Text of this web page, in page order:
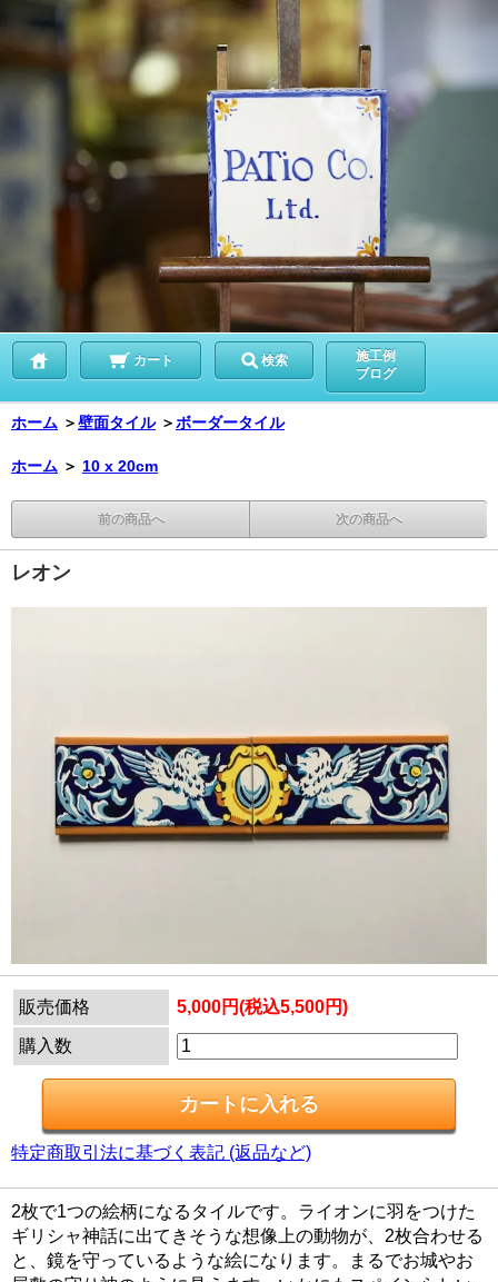
カート 検索
施工例
ブログ
ホーム ＞壁面タイル ＞ボーダータイル
ホーム ＞ 10 x 20cm
前の商品へ 次の商品へ
レオン
販売価格 5,000円(税込5,500円)
購入数
特定商取引法に基づく表記 (返品など)
2枚で1つの絵柄になるタイルです。ライオンに羽をつけた
ギリシャ神話に出てきそうな想像上の動物が、2枚合わせる
と、鏡を守っているような絵になります。まるでお城やお